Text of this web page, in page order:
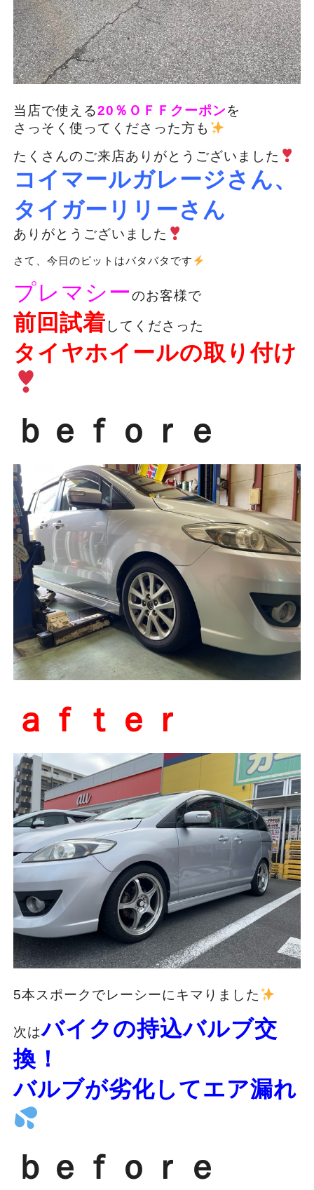
当店で使える20％ＯＦＦクーポンを
さっそく使ってくださった方も
たくさんのご来店ありがとうございました
コイマールガレージさん、
タイガーリリーさん
ありがとうございました
さて、今日のピットはバタバタです
プレマシーのお客様で
前回試着 してくださった
タイヤホイールの取り付け
ｂｅｆｏｒｅ
ａｆｔｅｒ
5本スポークでレーシーにキマりました
次はバイクの持込バルブ交
換！
バルブが劣化してエア漏れ
ｂｅｆｏｒｅ